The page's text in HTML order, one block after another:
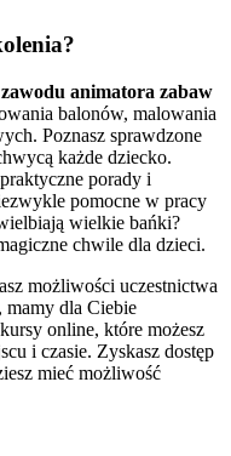
animatora zabaw
balonów, malowania
Poznasz sprawdzone
każde dziecko.
porady i
pomocne w pracy
wielkie bańki?
chwile dla dzieci.
możliwości uczestnictwa
, mamy dla Ciebie
online, które możesz
i czasie. Zyskasz dostęp
mieć możliwość